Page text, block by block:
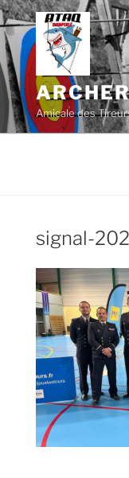
Aller
au
contenu
principal
Amicale des
signal-